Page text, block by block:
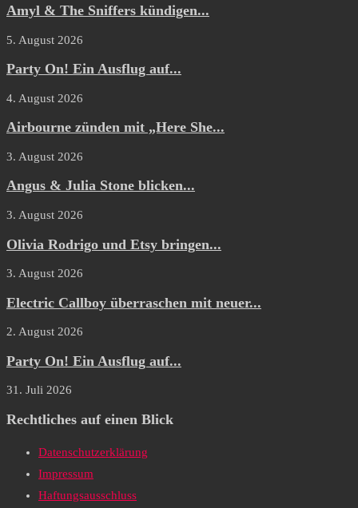
Amyl & The Sniffers kündigen...
5. August 2026
Party On! Ein Ausflug auf...
4. August 2026
Airbourne zünden mit „Here She...
3. August 2026
Angus & Julia Stone blicken...
3. August 2026
Olivia Rodrigo und Etsy bringen...
3. August 2026
Electric Callboy überraschen mit neuer...
2. August 2026
Party On! Ein Ausflug auf...
31. Juli 2026
Rechtliches auf einen Blick
Datenschutzerklärung
Impressum
Haftungsausschluss